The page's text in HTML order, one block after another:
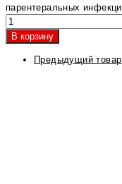
парентеральных
В корзину
Предыдущий товар